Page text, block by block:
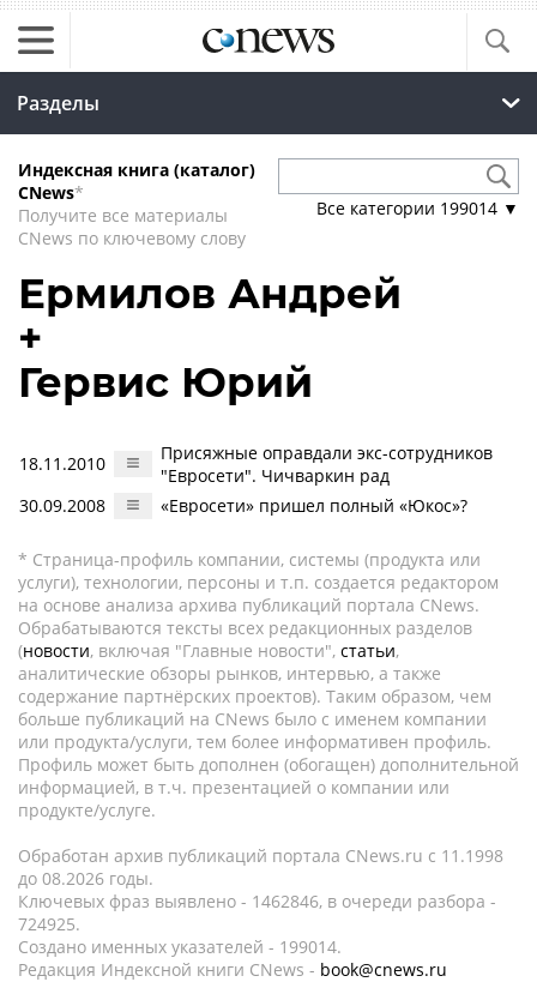
Разделы
Индексная книга (каталог)
CNews*
Получите все материалы
CNews по ключевому слову
Все категории 199014 ▼
Ермилов Андрей
+
Гервис Юрий
18.11.2010
Присяжные оправдали экс-сотрудников
"Евросети". Чичваркин рад
30.09.2008
«Евросети» пришел полный «Юкос»?
* Страница-профиль компании, системы (продукта или
услуги), технологии, персоны и т.п. создается редактором
на основе анализа архива публикаций портала CNews.
Обрабатываются тексты всех редакционных разделов
(новости, включая "Главные новости", статьи,
аналитические обзоры рынков, интервью, а также
содержание партнёрских проектов). Таким образом, чем
больше публикаций на CNews было с именем компании
или продукта/услуги, тем более информативен профиль.
Профиль может быть дополнен (обогащен) дополнительной
информацией, в т.ч. презентацией о компании или
продукте/услуге.
Обработан архив публикаций портала CNews.ru c 11.1998
до 08.2026 годы.
Ключевых фраз выявлено - 1462846, в очереди разбора -
724925.
Создано именных указателей - 199014.
Редакция Индексной книги CNews - book@cnews.ru